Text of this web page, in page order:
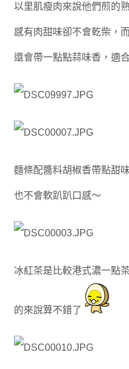
以里肌瘦肉來說他們煎的
感有肉甜味卻不會乾柴，
還會帶一點點蒜味香，適
麵條配醬料胡椒香帶點甜
也不會軟趴趴口感～
冰紅茶是比較港式濃一點
的來說算不錯了